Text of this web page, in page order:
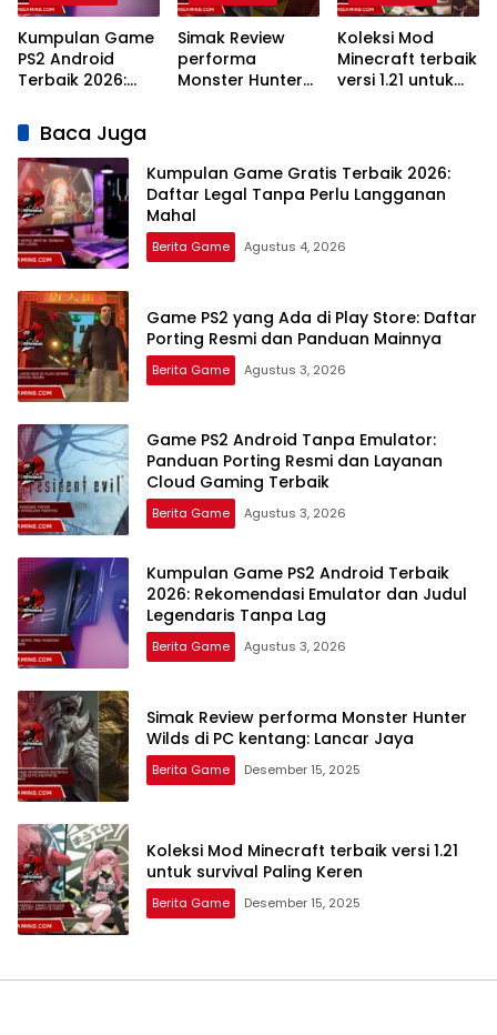
Kumpulan Game
PS2 Android
Terbaik 2026:
Emulator dan
Judul Legendaris
Tanpa Lag
Simak Review
performa
Monster Hunter
Koleksi Mod
Minecraft terbaik
versi 1.21 untuk
Baca Juga
Kumpulan Game Gratis Terbaik 2026:
Daftar Legal Tanpa Perlu Langganan
Mahal
Berita Game Agustus 4, 2026
Game PS2 yang Ada di Play Store: Daftar
Porting Resmi dan Panduan Mainnya
Berita Game Agustus 3, 2026
Game PS2 Android Tanpa Emulator:
Panduan Porting Resmi dan Layanan
Cloud Gaming Terbaik
Berita Game Agustus 3, 2026
Kumpulan Game PS2 Android Terbaik
2026: Rekomendasi Emulator dan Judul
Legendaris Tanpa Lag
Berita Game Agustus 3, 2026
Simak Review performa Monster Hunter
Wilds di PC kentang: Lancar Jaya
Berita Game Desember 15, 2025
Koleksi Mod Minecraft terbaik versi 1.21
untuk survival Paling Keren
Berita Game Desember 15, 2025